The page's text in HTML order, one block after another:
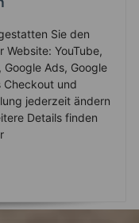
Sie den
Website: YouTube,
Ads, Google
Checkout und
jederzeit ändern
Details finden
zzgl.Versand
30410
2907302